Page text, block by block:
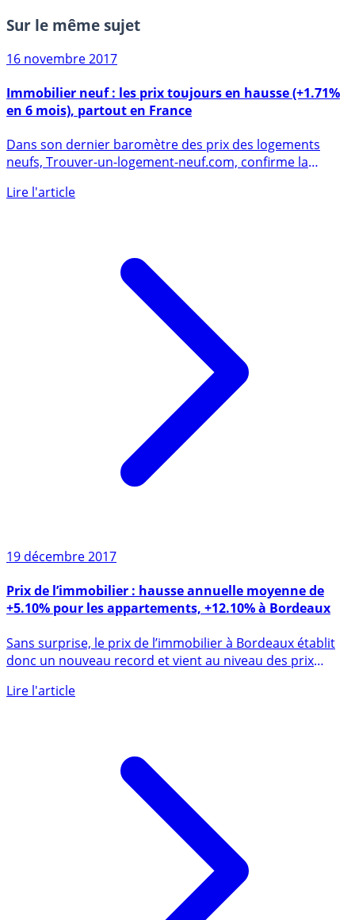
Sur le même sujet
16 novembre 2017
en 6 mois), partout en France
neufs, Trouver-un-logement-neuf.com, confirme la
19 décembre 2017
+5.10% pour les appartements, +12.10% à Bordeaux
donc un nouveau record et vient au niveau des prix